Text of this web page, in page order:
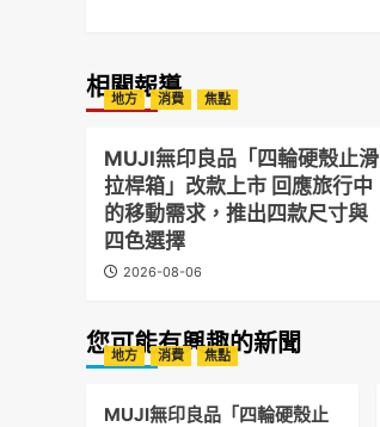
相關報導
地方 消費 焦點
MUJI無印良品「四輪硬殼止滑
拉桿箱」改款上市 回應旅行中
的移動需求，推出四款尺寸與
四色選擇
2026-08-06
您可能有興趣的新聞
地方 消費 焦點
MUJI無印良品「四輪硬殼止